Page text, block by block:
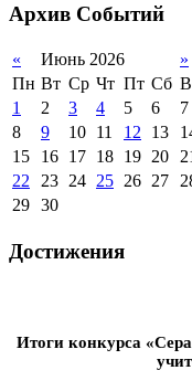
Архив Событий
« Июнь 2026
»
Пн Вт Ср Чт Пт Сб
1
2 3 4 5 6
7
8
9 10 11 12 13
15
16 17 18 19 20
22 23 24 25 26 27
29 30
Достижения
Итоги конкурса